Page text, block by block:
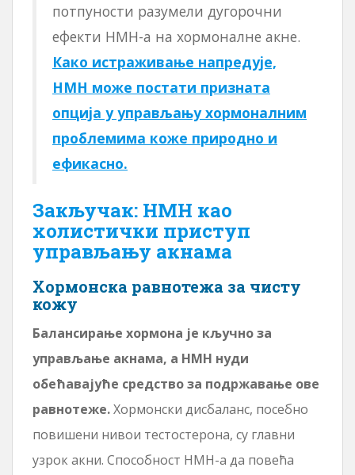
потпуности разумели дугорочни
ефекти НМН-а на хормоналне акне.
Како истраживање напредује,
НМН може постати призната
опција у управљању хормоналним
проблемима коже природно и
ефикасно.
Закључак: НМН као
холистички приступ
управљању акнама
Хормонска равнотежа за чисту
кожу
Балансирање хормона је кључно за
управљање акнама, а НМН нуди
обећавајуће средство за подржавање ове
равнотеже.Хормонски дисбаланс, посебно
повишени нивои тестостерона, су главни
узрок акни. Способност НМН-а да повећа